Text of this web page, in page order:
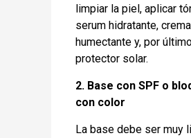
limpiar la piel, aplicar
serum hidratante,
humectante y, por
protector solar.
2. Base con SPF o
con color
La base debe ser muy